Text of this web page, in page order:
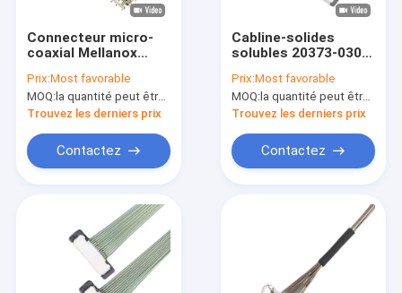
Connecteur micro-
coaxial Mellanox
avec type
d'accouplement
horizontal, hauteur
mm, 20680 20788
20789 20790
Prix:Most favorable
MOQ:la quantité peut être négociée
Trouvez les derniers prix
Contactez
Cabline-solides
solubles 20373-030t-
connecteurs
coaxiaux micro de
logement
Prix:Most favorable
MOQ:la quantité peut être négociée
Trouvez les derniers prix
Contactez